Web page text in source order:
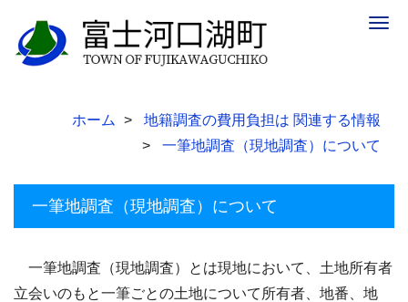
ホーム
地籍調査の費用負担は 関連する情報
一筆地調査（現地調査）について
一筆地調査（現地調査）について
一筆地調査（現地調査）とは現地において、土地所有者
立会いのもと一筆ごとの土地について所有者、地番、地